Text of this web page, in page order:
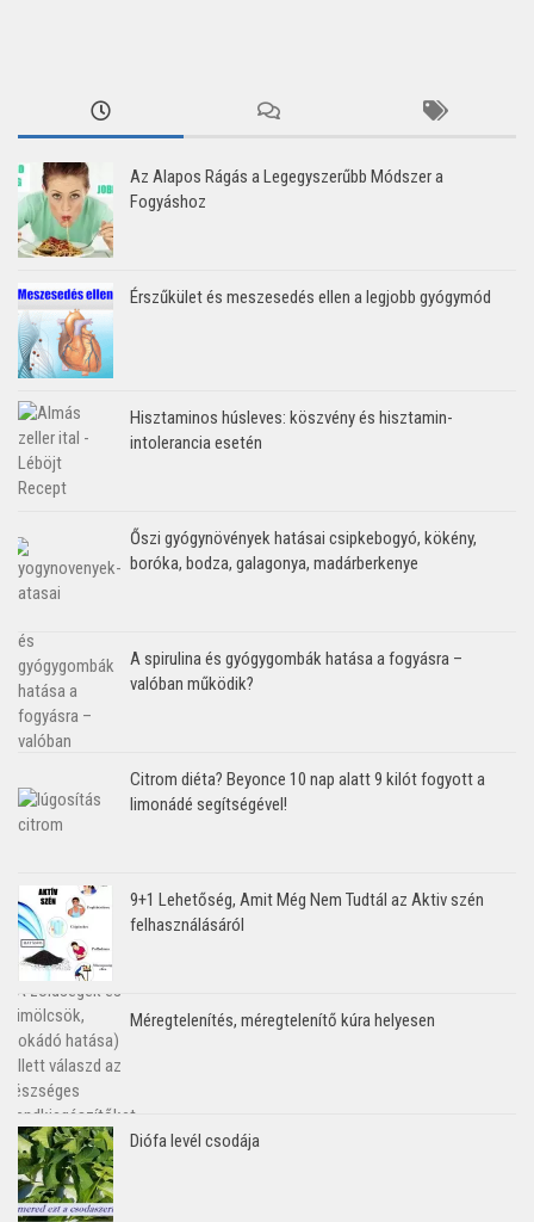
Az Alapos Rágás a Legegyszerűbb Módszer a
Fogyáshoz
Érszűkület és meszesedés ellen a legjobb gyógymód
Hisztaminos húsleves: köszvény és hisztamin-
intolerancia esetén
Őszi gyógynövények hatásai csipkebogyó, kökény,
boróka, bodza, galagonya, madárberkenye
A spirulina és gyógygombák hatása a fogyásra –
valóban működik?
Citrom diéta? Beyonce 10 nap alatt 9 kilót fogyott a
limonádé segítségével!
9+1 Lehetőség, Amit Még Nem Tudtál az Aktiv szén
felhasználásáról
Méregtelenítés, méregtelenítő kúra helyesen
Diófa levél csodája